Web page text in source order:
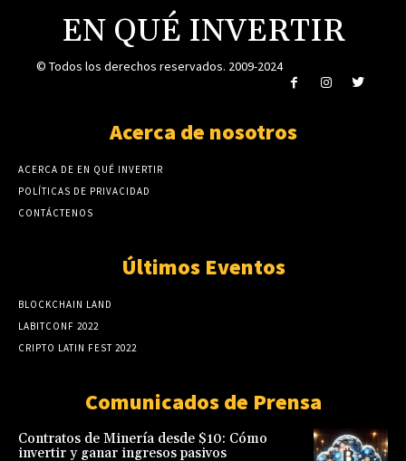
EN QUÉ INVERTIR
© Todos los derechos reservados. 2009-2024
Acerca de nosotros
ACERCA DE EN QUÉ INVERTIR
POLÍTICAS DE PRIVACIDAD
CONTÁCTENOS
Últimos Eventos
BLOCKCHAIN LAND
LABITCONF 2022
CRIPTO LATIN FEST 2022
Comunicados de Prensa
Contratos de Minería desde $10: Cómo
invertir y ganar ingresos pasivos